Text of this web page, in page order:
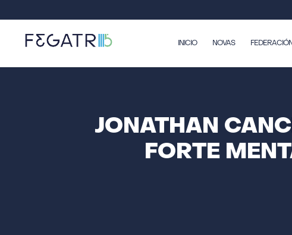
INICIO NOVAS FEDERACIÓN
JONATHAN
FORTE